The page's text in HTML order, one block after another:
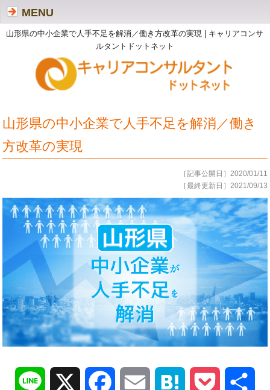
山形県の中小企業で人手不足を解消／働き方改革の実現 | キャリアコンサ
ルタントドットネット
MENU
山形県の中小企業で人手不足を解消／働き
方改革の実現
［記事公開日］2020/01/11
［最終更新日］2021/09/13
Line Facebook Email Hatena Pocket